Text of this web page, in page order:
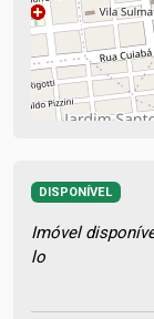
DISPONÍVEL
Imóvel
lo